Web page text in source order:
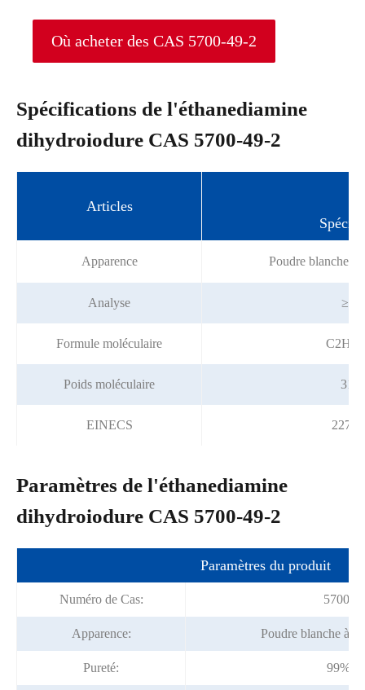
Où acheter des CAS 5700-49-2
Spécifications de l'éthanediamine
dihydroiodure CAS 5700-49-2
Articles
Apparence Poudre blanche à
Analyse ≥
Formule moléculaire
Poids moléculaire
EINECS 227-
Paramètres de l'éthanediamine
dihydroiodure CAS 5700-49-2
Paramètres du produit
Numéro de Cas: 5700-
Apparence: Poudre blanche à
Pureté: 99%